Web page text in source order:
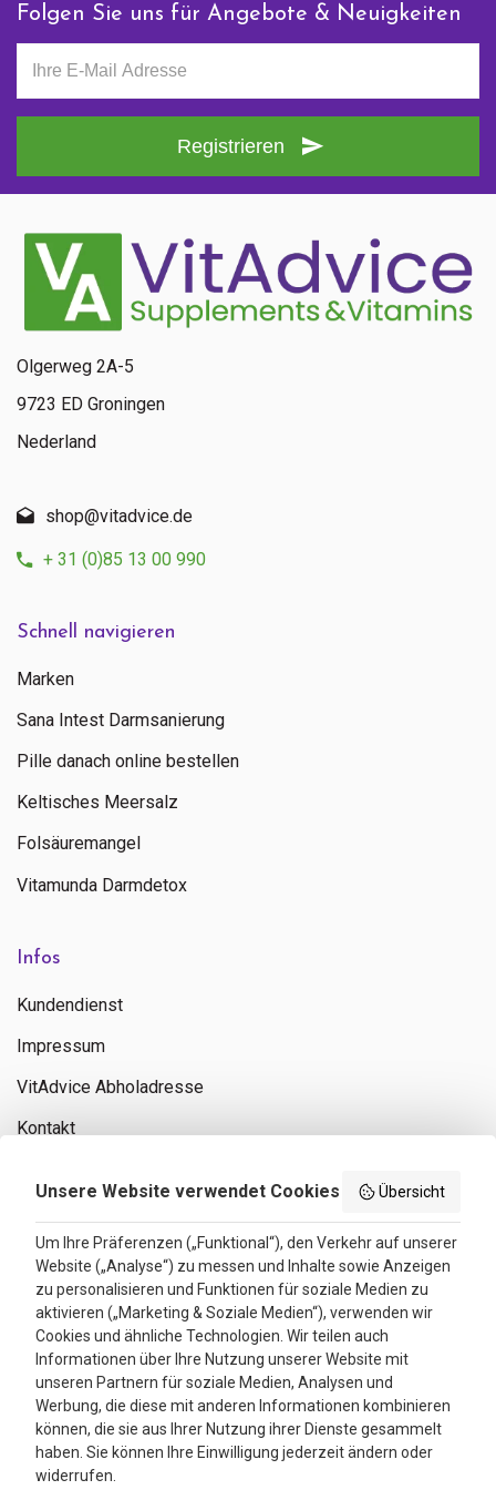
Senden
Kontaktieren Sie uns
+ 31 (0)85 13 00 990
Mo - Fr: 09:00 - 16:00
Folgen Sie uns für Angebote & Neuigkeiten
Registrieren
Schnell navigieren
Marken
Sana Intest Darmsanierung
Pille danach online bestellen
Keltisches Meersalz
Folsäuremangel
Vitamunda Darmdetox
Infos
Kundendienst
Impressum
VitAdvice Abholadresse
Kontakt
Bewertungen
4.3
Google Reviews
Olgerweg 2A-5
9723 ED Groningen
Nederland
shop@vitadvice.de
+ 31 (0)85 13 00 990
Unsere Website verwendet Cookies Übersicht
Um Ihre Präferenzen („Funktional“), den Verkehr auf unserer
Website („Analyse“) zu messen und Inhalte sowie Anzeigen
zu personalisieren und Funktionen für soziale Medien zu
aktivieren („Marketing & Soziale Medien“), verwenden wir
Cookies und ähnliche Technologien. Wir teilen auch
Informationen über Ihre Nutzung unserer Website mit
unseren Partnern für soziale Medien, Analysen und
Werbung, die diese mit anderen Informationen kombinieren
können, die sie aus Ihrer Nutzung ihrer Dienste gesammelt
haben. Sie können Ihre Einwilligung jederzeit ändern oder
widerrufen.